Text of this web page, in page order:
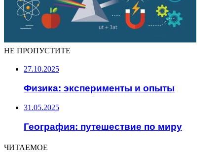
НЕ ПРОПУСТИТЕ
27.10.2025
Физика: эксперименты и опыты
31.05.2025
География: путешествие по миру
ЧИТАЕМОЕ